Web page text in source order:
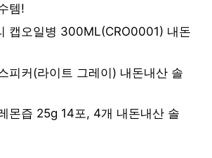
템!
캡오일병 300ML(CRO0001) 내돈
피커(라이트 그레이) 내돈내산 솔
몬즙 25g 14포, 4개 내돈내산 솔